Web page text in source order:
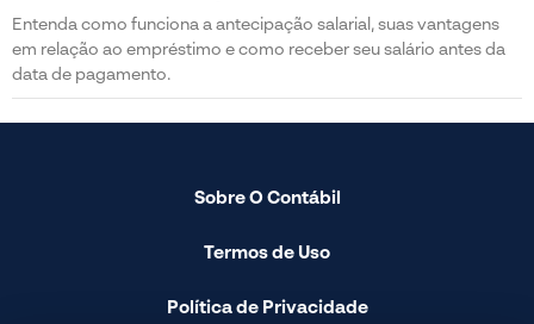
Entenda como funciona a antecipação salarial, suas vantagens
em relação ao empréstimo e como receber seu salário antes da
data de pagamento.
Sobre O Contábil
Termos de Uso
Política de Privacidade